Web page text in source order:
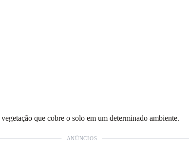
que cobre o solo em um determinado ambiente.
ANÚNCIOS